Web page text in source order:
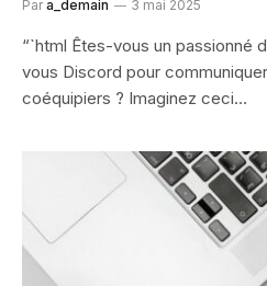
Par a_demain 3 mai 2025
“`html Êtes-vous un passionné
vous Discord pour
coéquipiers ? Imaginez ceci…